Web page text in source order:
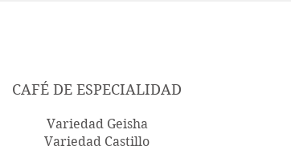
CAFÉ DE ESPECIALIDAD
Variedad Geisha
Variedad Castillo